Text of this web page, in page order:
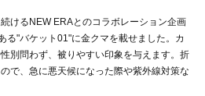
けるNEW ERAとのコラボレーション企画
る"バケット01"に金クマを載せました。カ
別問わず、被りやすい印象を与えます。折
で、急に悪天候になった際や紫外線対策な